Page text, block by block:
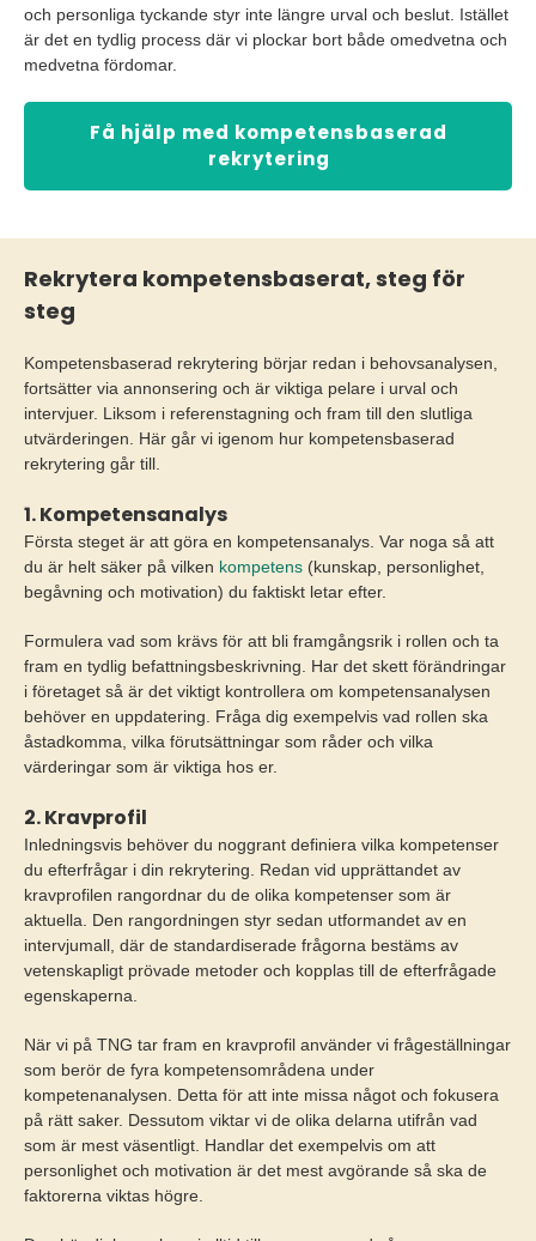
och personliga tyckande styr inte längre urval och beslut. Istället
är det en tydlig process där vi plockar bort både omedvetna och
medvetna fördomar.
Få hjälp med kompetensbaserad
rekrytering
Rekrytera kompetensbaserat, steg för
steg
Kompetensbaserad rekrytering börjar redan i behovsanalysen,
fortsätter via annonsering och är viktiga pelare i urval och
intervjuer. Liksom i referenstagning och fram till den slutliga
utvärderingen. Här går vi igenom hur kompetensbaserad
rekrytering går till.
1. Kompetensanalys
Första steget är att göra en kompetensanalys. Var noga så att
du är helt säker på vilken kompetens (kunskap, personlighet,
begåvning och motivation) du faktiskt letar efter.
Formulera vad som krävs för att bli framgångsrik i rollen och ta
fram en tydlig befattningsbeskrivning. Har det skett förändringar
i företaget så är det viktigt kontrollera om kompetensanalysen
behöver en uppdatering. Fråga dig exempelvis vad rollen ska
åstadkomma, vilka förutsättningar som råder och vilka
värderingar som är viktiga hos er.
2. Kravprofil
Inledningsvis behöver du noggrant definiera vilka kompetenser
du efterfrågar i din rekrytering. Redan vid upprättandet av
kravprofilen rangordnar du de olika kompetenser som är
aktuella. Den rangordningen styr sedan utformandet av en
intervjumall, där de standardiserade frågorna bestäms av
vetenskapligt prövade metoder och kopplas till de efterfrågade
egenskaperna.
När vi på TNG tar fram en kravprofil använder vi frågeställningar
som berör de fyra kompetensområdena under
kompetenanalysen. Detta för att inte missa något och fokusera
på rätt saker. Dessutom viktar vi de olika delarna utifrån vad
som är mest väsentligt. Handlar det exempelvis om att
personlighet och motivation är det mest avgörande så ska de
faktorerna viktas högre.